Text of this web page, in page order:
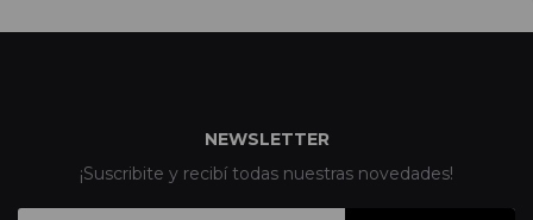
NEWSLETTER
¡Suscribite y recibí todas nuestras novedades!